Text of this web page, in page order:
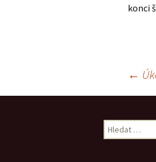
konci
←
Vyhledávání